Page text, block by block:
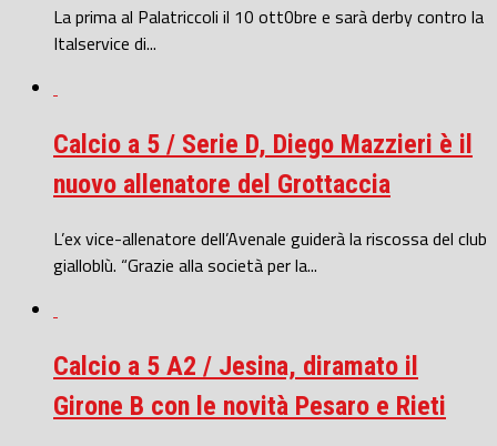
La prima al Palatriccoli il 10 ott0bre e sarà derby contro la
Italservice di...
Calcio a 5 / Serie D, Diego Mazzieri è il
nuovo allenatore del Grottaccia
L’ex vice-allenatore dell’Avenale guiderà la riscossa del club
gialloblù. “Grazie alla società per la...
Calcio a 5 A2 / Jesina, diramato il
Girone B con le novità Pesaro e Rieti